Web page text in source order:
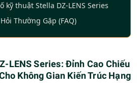
kỹ thuật Stella DZ-LENS Series
Thường Gặp (FAQ)
LENS Series: Đỉnh Cao Chiếu
Không Gian Kiến Trúc Hạng